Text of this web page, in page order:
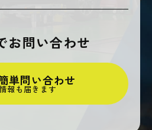
お問い合わせ
単問い合わせ
報も届きます